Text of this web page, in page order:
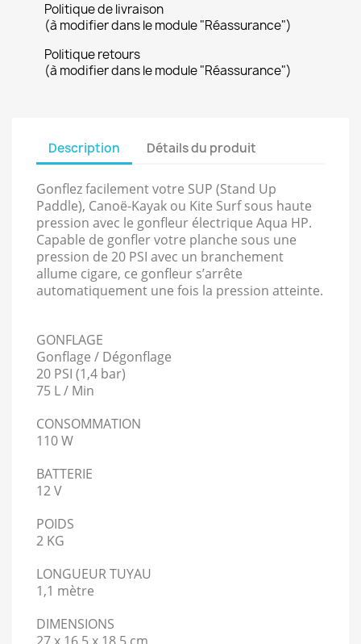
Politique de livraison
(à modifier dans le module "Réassurance")
Politique retours
(à modifier dans le module "Réassurance")
Description Détails du produit
Gonflez facilement votre SUP (Stand Up
Paddle), Canoë-Kayak ou Kite Surf sous haute
pression avec le gonfleur électrique Aqua HP.
Capable de gonfler votre planche sous une
pression de 20 PSI avec un branchement
allume cigare, ce gonfleur s’arrête
automatiquement une fois la pression atteinte.
GONFLAGE
Gonflage / Dégonflage
20 PSI (1,4 bar)
75 L / Min
CONSOMMATION
110 W
BATTERIE
12 V
POIDS
2 KG
LONGUEUR TUYAU
1,1 mètre
DIMENSIONS